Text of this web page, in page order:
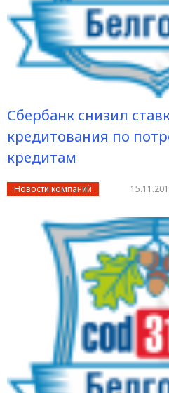
Сбербанк снизил
кредитования по
кредитам
Новости компаний